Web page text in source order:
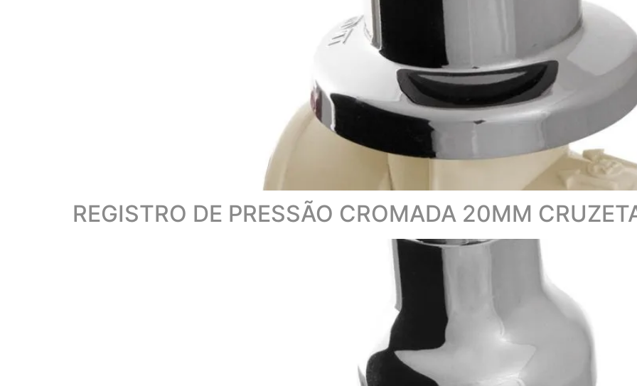
REGISTRO DE PRESSÃO CROMADA 20MM